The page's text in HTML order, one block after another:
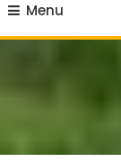
Menu